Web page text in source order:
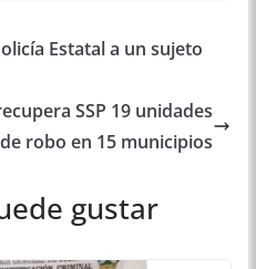
Estatal a un sujeto
SSP 19 unidades
robo en 15 municipios
gustar